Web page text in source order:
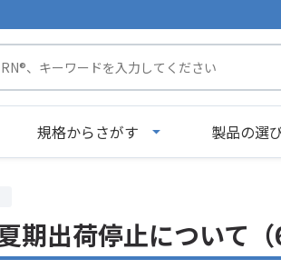
規格からさがす 製品の選
期出荷停止について（